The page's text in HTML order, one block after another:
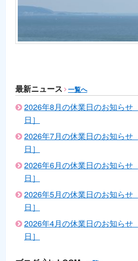
最新ニュース 一覧へ
2026年8月の休業日のお知らせ
日］
2026年7月の休業日のお知らせ
日］
2026年6月の休業日のお知らせ
日］
2026年5月の休業日のお知らせ
日］
2026年4月の休業日のお知らせ
日］